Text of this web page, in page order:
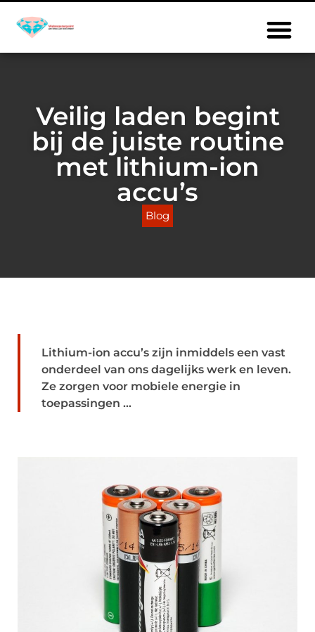
Veilig laden begint
bij de juiste routine
met lithium-ion
accu’s
Blog
Lithium-ion accu’s zijn inmiddels een vast
onderdeel van ons dagelijks werk en leven.
Ze zorgen voor mobiele energie in
toepassingen ...